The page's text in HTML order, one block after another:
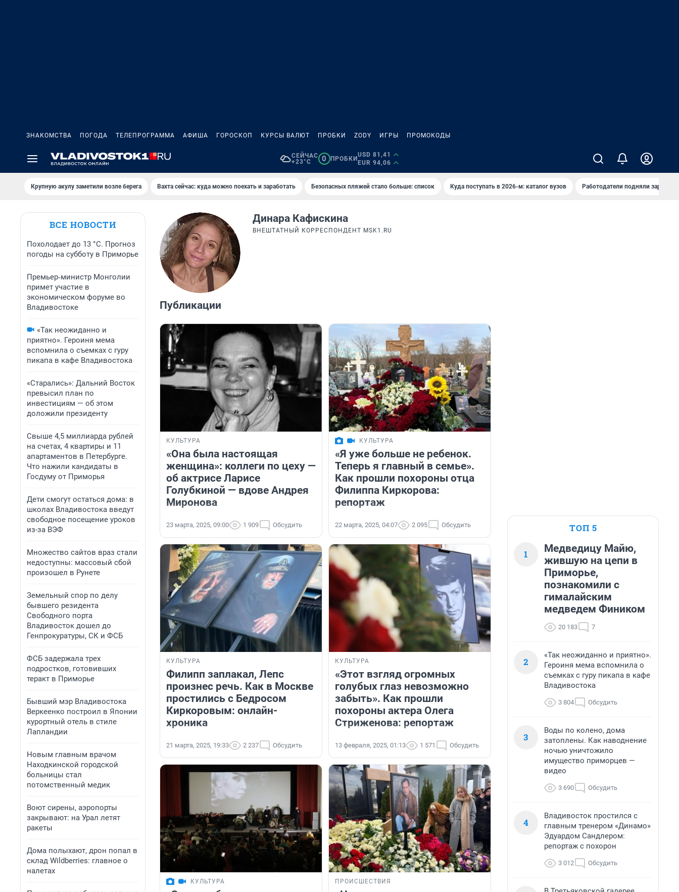
ЗНАКОМСТВА ПОГОДА ТЕЛЕПРОГРАММА АФИША ГОРОСКОП КУРСЫ ВАЛЮТ ПРОБКИ ZODY ИГРЫ ПРОМОКОДЫ
СЕЙЧАС
+23°C
0 ПРОБКИ
USD 81,41
EUR 94,06
Крупную акулу заметили возле берега Вахта сейчас: куда можно поехать и заработать Безопасных пляжей стало больше: список Куда поступать в 2026-м: каталог вузов Работодатели подняли
ВСЕ НОВОСТИ
Похолодает до 13 °C. Прогноз
погоды на субботу в Приморье
Премьер‑министр Монголии
примет участие в
экономическом форуме во
Владивостоке
«Так неожиданно и
приятно». Героиня мема
вспомнила о съемках с гуру
пикапа в кафе Владивостока
«Старались»: Дальний Восток
превысил план по
инвестициям — об этом
доложили президенту
Свыше 4,5 миллиарда рублей
на счетах, 4 квартиры и 11
апартаментов в Петербурге.
Что нажили кандидаты в
Госдуму от Приморья
Дети смогут остаться дома: в
школах Владивостока введут
свободное посещение уроков
из-за ВЭФ
Множество сайтов враз стали
недоступны: массовый сбой
произошел в Рунете
Земельный спор по делу
бывшего резидента
Свободного порта
Владивосток дошел до
Генпрокуратуры, СК и ФСБ
ФСБ задержала трех
подростков, готовивших
теракт в Приморье
Бывший мэр Владивостока
Веркеенко построил в Японии
курортный отель в стиле
Лапландии
Новым главным врачом
Находкинской городской
больницы стал
потомственный медик
Воют сирены, аэропорты
закрывают: на Урал летят
ракеты
Дома полыхают, дрон попал в
склад Wildberries: главное о
налетах
Динара Кафискина
ВНЕШТАТНЫЙ КОРРЕСПОНДЕНТ MSK1.RU
Публикации
КУЛЬТУРА
«Она была настоящая
женщина»: коллеги по цеху —
об актрисе Ларисе
Голубкиной — вдове Андрея
Миронова
23 марта, 2025, 09:00 1 909 Обсудить
КУЛЬТУРА
«Я уже больше не ребенок.
Теперь я главный в семье».
Как прошли похороны отца
Филиппа Киркорова:
репортаж
22 марта, 2025, 04:07 2 095 Обсудить
КУЛЬТУРА
Филипп заплакал, Лепс
произнес речь. Как в Москве
простились с Бедросом
Киркоровым: онлайн-
хроника
21 марта, 2025, 19:33 2 237 Обсудить
КУЛЬТУРА
«Этот взгляд огромных
голубых глаз невозможно
забыть». Как прошли
похороны актера Олега
Стриженова: репортаж
13 февраля, 2025, 01:13 1 571 Обсудить
КУЛЬТУРА ПРОИСШЕСТВИЯ
ТОП 5
1
Медведицу Майю,
жившую на цепи в
Приморье,
познакомили с
гималайским
медведем Фиником
20 183 7
2
«Так неожиданно и приятно».
Героиня мема вспомнила о
съемках с гуру пикапа в кафе
Владивостока
3 804 Обсудить
3
Воды по колено, дома
затоплены. Как наводнение
ночью уничтожило
имущество приморцев —
видео
3 690 Обсудить
4
Владивосток простился с
главным тренером «Динамо»
Эдуардом Сандлером:
репортаж с похорон
3 012 Обсудить